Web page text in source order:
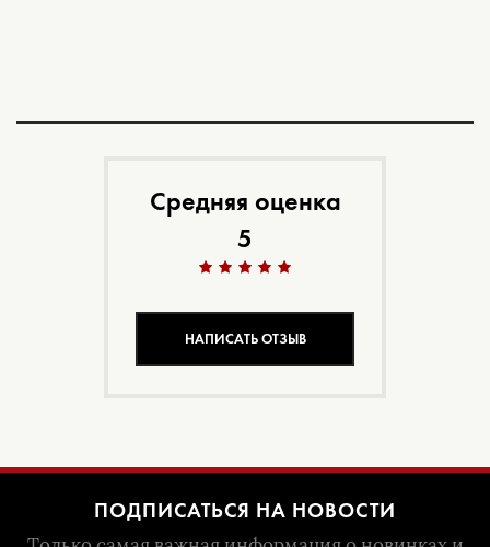
Средняя оценка
5
НАПИСАТЬ ОТЗЫВ
ПОДПИСАТЬСЯ НА НОВОСТИ